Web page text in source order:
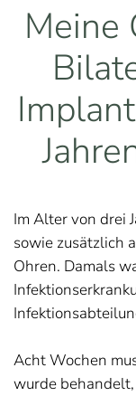
Meine
Im Alter von drei
sowie zusätzlich
Ohren. Damals
Acht Wochen
wurde